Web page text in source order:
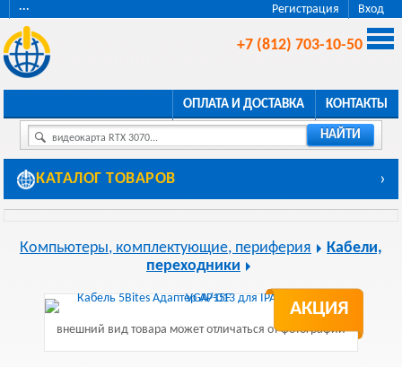
Регистрация Вход
···
+7 (812) 703-10-50
ОПЛАТА И ДОСТАВКА КОНТАКТЫ
видеокарта RTX 3070... НАЙТИ
КАТАЛОГ ТОВАРОВ ›
Компьютеры, комплектующие, периферия
Кабели,
переходники
АКЦИЯ
внешний вид товара может отличаться от фотографии